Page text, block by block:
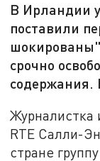
В Ирландии
поставили
срочно
содержания.
Журналистка
RTE Салли-
стране